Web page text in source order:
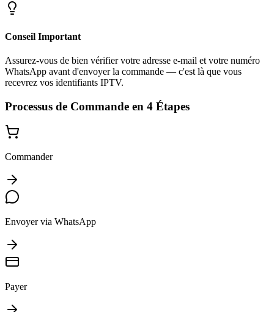
Conseil Important
Assurez-vous de bien vérifier votre adresse e-mail et votre numéro
WhatsApp avant d'envoyer la commande — c'est là que vous
recevrez vos identifiants IPTV.
Processus de Commande en 4 Étapes
Commander
Envoyer via WhatsApp
Payer